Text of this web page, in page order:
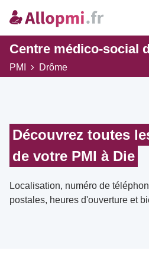
Centre médico-social
PMI Drôme
Découvrez toutes
de votre PMI à Die
Localisation, numéro de
postales, heures d'ouverture et